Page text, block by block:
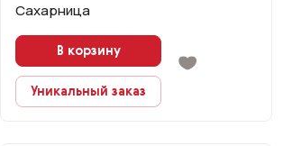
Сахарница
В корзину
Уникальный заказ